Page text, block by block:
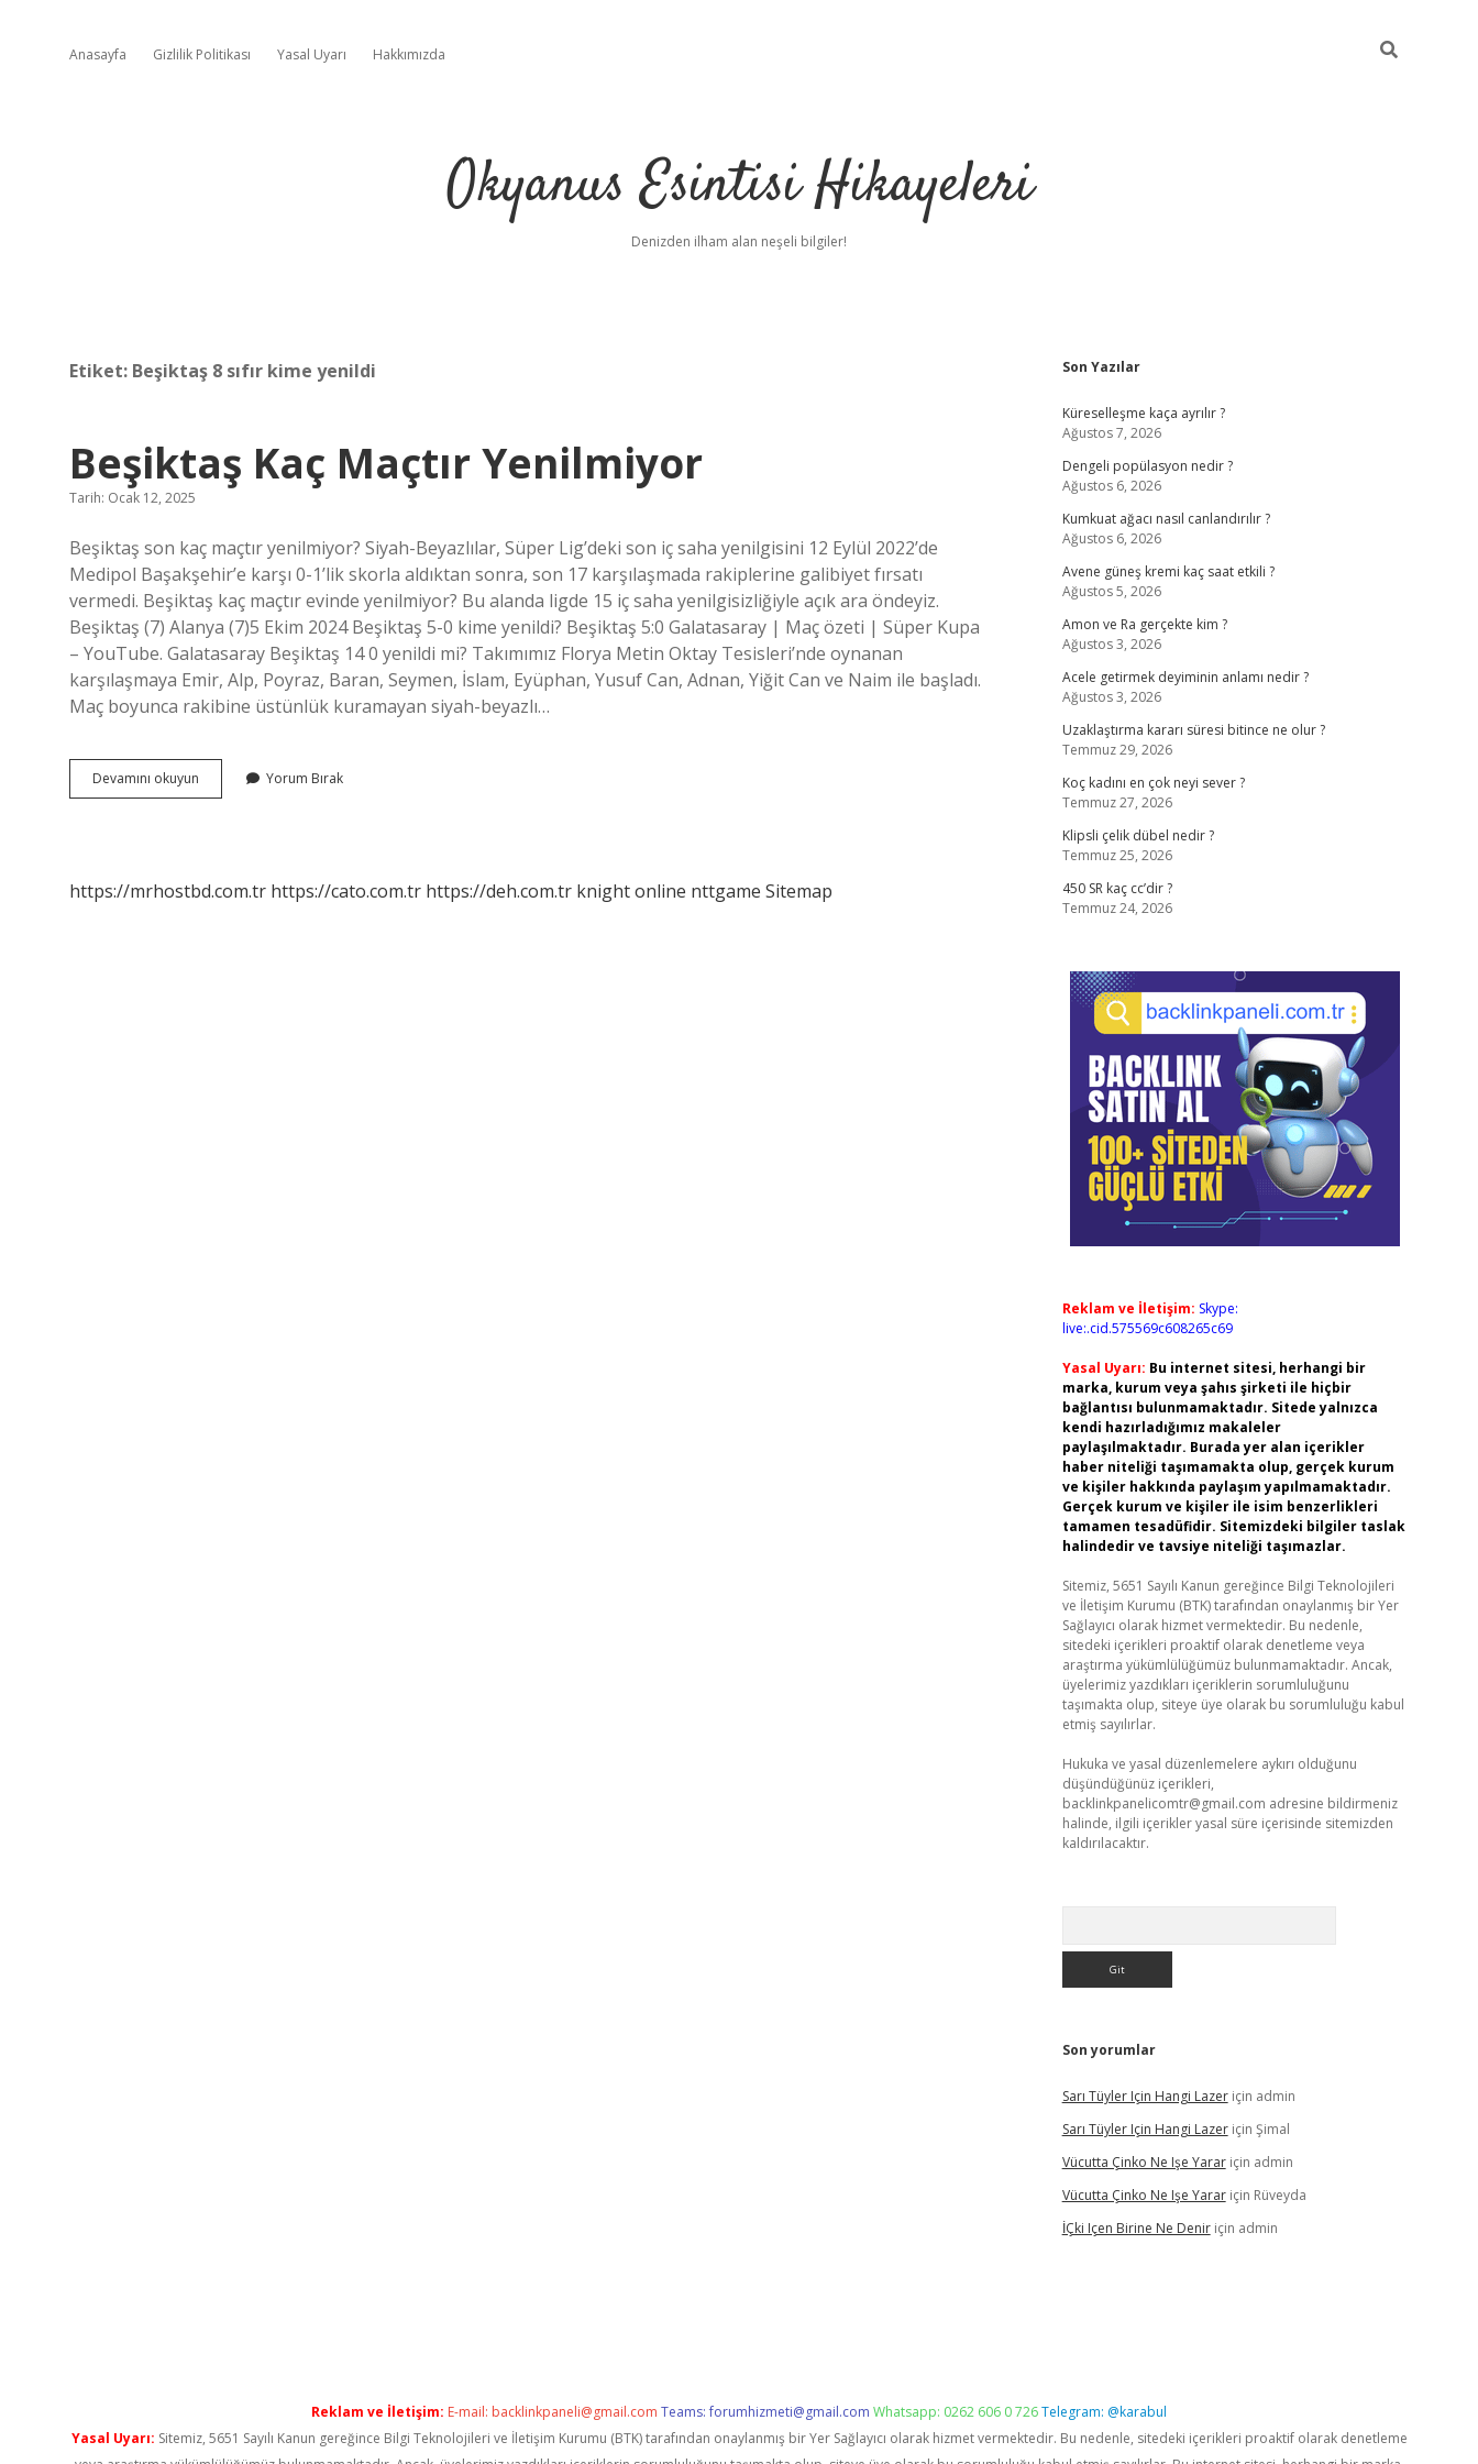
Anasayfa Gizlilik Politikası Yasal Uyarı Hakkımızda
Okyanus Esintisi Hikayeleri
Denizden ilham alan neşeli bilgiler!
Etiket: Beşiktaş 8 sıfır kime yenildi
Beşiktaş Kaç Maçtır Yenilmiyor
Tarih: Ocak 12, 2025
Beşiktaş son kaç maçtır yenilmiyor? Siyah-Beyazlılar, Süper Lig’deki son iç saha yenilgisini 12 Eylül 2022’de
Medipol Başakşehir’e karşı 0-1’lik skorla aldıktan sonra, son 17 karşılaşmada rakiplerine galibiyet fırsatı
vermedi. Beşiktaş kaç maçtır evinde yenilmiyor? Bu alanda ligde 15 iç saha yenilgisizliğiyle açık ara öndeyiz.
Beşiktaş (7) Alanya (7)5 Ekim 2024 Beşiktaş 5-0 kime yenildi? Beşiktaş 5:0 Galatasaray | Maç özeti | Süper Kupa
– YouTube. Galatasaray Beşiktaş 14 0 yenildi mi? Takımımız Florya Metin Oktay Tesisleri’nde oynanan
karşılaşmaya Emir, Alp, Poyraz, Baran, Seymen, İslam, Eyüphan, Yusuf Can, Adnan, Yiğit Can ve Naim ile başladı.
Maç boyunca rakibine üstünlük kuramayan siyah-beyazlı…
Devamını okuyun Beşiktaş
Kaç
Yorum Bırak
https://mrhostbd.com.tr https://cato.com.tr https://deh.com.tr knight online nttgame Sitemap
Sidebar
Son Yazılar
Küreselleşme kaça ayrılır ?
Ağustos 7, 2026
Dengeli popülasyon nedir ?
Ağustos 6, 2026
Kumkuat ağacı nasıl canlandırılır ?
Ağustos 6, 2026
Avene güneş kremi kaç saat etkili ?
Ağustos 5, 2026
Amon ve Ra gerçekte kim ?
Ağustos 3, 2026
Acele getirmek deyiminin anlamı nedir ?
Ağustos 3, 2026
Uzaklaştırma kararı süresi bitince ne olur ?
Temmuz 29, 2026
Koç kadını en çok neyi sever ?
Temmuz 27, 2026
Klipsli çelik dübel nedir ?
Temmuz 25, 2026
450 SR kaç cc’dir ?
Temmuz 24, 2026
Reklam ve İletişim: Skype:
live:.cid.575569c608265c69
Yasal Uyarı: Bu internet sitesi, herhangi bir
marka, kurum veya şahıs şirketi ile hiçbir
bağlantısı bulunmamaktadır. Sitede yalnızca
kendi hazırladığımız makaleler
paylaşılmaktadır. Burada yer alan içerikler
haber niteliği taşımamakta olup, gerçek kurum
ve kişiler hakkında paylaşım yapılmamaktadır.
Gerçek kurum ve kişiler ile isim benzerlikleri
tamamen tesadüfidir. Sitemizdeki bilgiler taslak
halindedir ve tavsiye niteliği taşımazlar.
Sitemiz, 5651 Sayılı Kanun gereğince Bilgi Teknolojileri
ve İletişim Kurumu (BTK) tarafından onaylanmış bir Yer
Sağlayıcı olarak hizmet vermektedir. Bu nedenle,
sitedeki içerikleri proaktif olarak denetleme veya
araştırma yükümlülüğümüz bulunmamaktadır. Ancak,
üyelerimiz yazdıkları içeriklerin sorumluluğunu
taşımakta olup, siteye üye olarak bu sorumluluğu kabul
etmiş sayılırlar.
Hukuka ve yasal düzenlemelere aykırı olduğunu
düşündüğünüz içerikleri,
backlinkpanelicomtr@gmail.com adresine bildirmeniz
halinde, ilgili içerikler yasal süre içerisinde sitemizden
kaldırılacaktır.
Son yorumlar
Sarı Tüyler Için Hangi Lazeriçin admin
Sarı Tüyler Için Hangi Lazeriçin Şimal
Vücutta Çinko Ne Işe Yarariçin admin
Vücutta Çinko Ne Işe Yarariçin Rüveyda
İÇki Içen Birine Ne Deniriçin admin
Reklam ve İletişim: E-mail: backlinkpaneli@gmail.com Teams:forumhizmeti@gmail.com Whatsapp: 0262 606 0 726Telegram: @karabul
Yasal Uyarı: Sitemiz, 5651 Sayılı Kanun gereğince Bilgi Teknolojileri ve İletişim Kurumu (BTK) tarafından onaylanmış bir Yer Sağlayıcı olarak hizmet vermektedir. Bu nedenle, sitedeki içerikleri proaktif olarak denetleme